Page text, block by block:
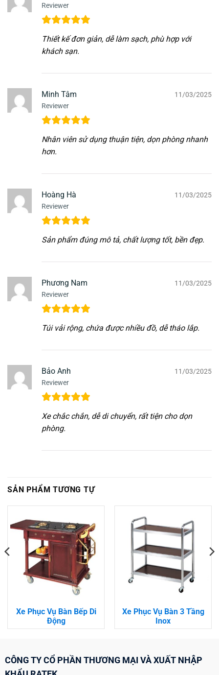
Reviewer
Thiết kế đơn giản, dễ làm sạch, phù hợp với
khách sạn.
Minh Tâm
Reviewer
11/03/2025
Nhân viên sử dụng thuận tiện, dọn phòng nhanh
hơn.
Hoàng Hà
Reviewer
11/03/2025
Sản phẩm đúng mô tả, chất lượng tốt, bền đẹp.
Phương Nam
Reviewer
11/03/2025
Túi vải rộng, chứa được nhiều đồ, dễ tháo lắp.
Bảo Anh
Reviewer
11/03/2025
Xe chắc chắn, dễ di chuyển, rất tiện cho dọn
phòng.
SẢN PHẨM TƯƠNG TỰ
Xe Phục Vụ Bàn Bếp Di
Động
Xe Phục Vụ Bàn 3 Tầng
Inox
CÔNG TY CỔ PHẦN THƯƠNG MẠI VÀ XUẤT NHẬP